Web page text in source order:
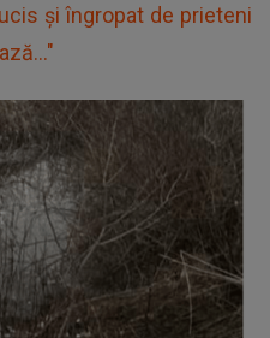
și îngropat de prieteni